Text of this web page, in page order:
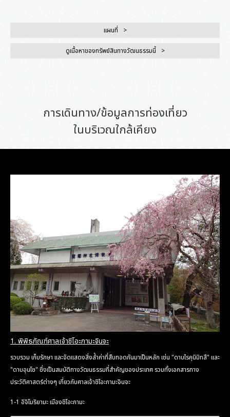
แผนที่
ดูเนื้อหาของทรัพย์สินทางวัฒนธรรมนี้
การเดินทาง/ข้อมูลการท่องเที่ยว
ในบริเวณใกล้เคียง
1. พิพิธภัณฑ์ศาลเจ้าชิโอะกามะจินจะ
รวบรวม เก็บรักษา และจัดแสดงสิ่งล้ำค่าที่สืบทอดกันมาเป็นหลัก เช่น "ดาบไรคุนิมิทสึ" และ
"ดาบอุนโช" ซึ่งเป็นสมบัติทางวัฒนธรรมที่สำคัญของประเทศ รวมทั้งเอกสารทาง
ประวัติศาสตร์ต่างๆ เกี่ยวกับศาลเจ้าชิโอะกามะจินจะ
1-1 อิจิโมริยามะ เมืองชิโอะกามะ